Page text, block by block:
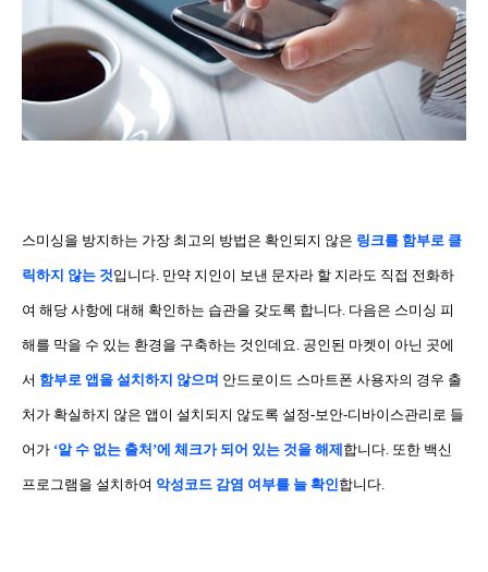
스미싱을 방지하는 가장 최고의 방법은 확인되지 않은 링크를 함부로 클
릭하지 않는 것입니다 만약 지인이 보낸 문자라 할 지라도 직접 전화하
여 해당 사항에 대해 확인하는 습관을 갖도록 합니다 다음은 스미싱 피
해를 막을 수 있는 환경을 구축하는 것인데요 공인된 마켓이 아닌 곳에
서 함부로 앱을 설치하지 않으며 안드로이드 스마트폰 사용자의 경우 출
처가 확실하지 않은 앱이 설치되지 않도록 설정-보안-디바이스관리로 들
어가 ‘알 수 없는 출처’에 체크가 되어 있는 것을 해제합니다 또한 백신
프로그램을 설치하여 악성코드 감염 여부를 늘 확인합니다